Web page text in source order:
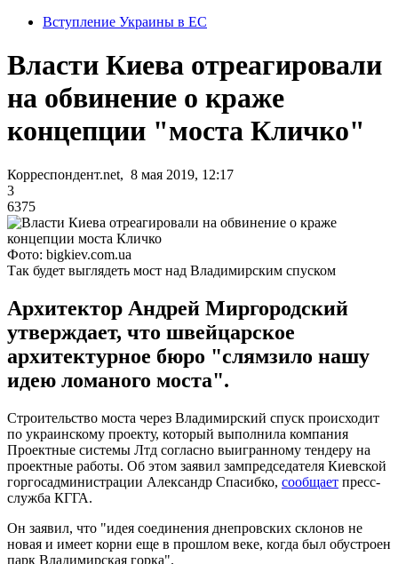
Вступление Украины в ЕС
Власти Киева отреагировали
на обвинение о краже
концепции "моста Кличко"
Корреспондент.net, 8 мая 2019, 12:17
3
6375
Фото: bigkiev.com.ua
Так будет выглядеть мост над Владимирским спуском
Архитектор Андрей Миргородский
утверждает, что швейцарское
архитектурное бюро "слямзило нашу
идею ломаного моста".
Строительство моста через Владимирский спуск происходит
по украинскому проекту, который выполнила компания
Проектные системы Лтд согласно выигранному тендеру на
проектные работы. Об этом заявил зампредседателя Киевской
горгосадминистрации Александр Спасибко, сообщает пресс-
служба КГГА.
Он заявил, что "идея соединения днепровских склонов не
новая и имеет корни еще в прошлом веке, когда был обустроен
парк Владимирская горка".